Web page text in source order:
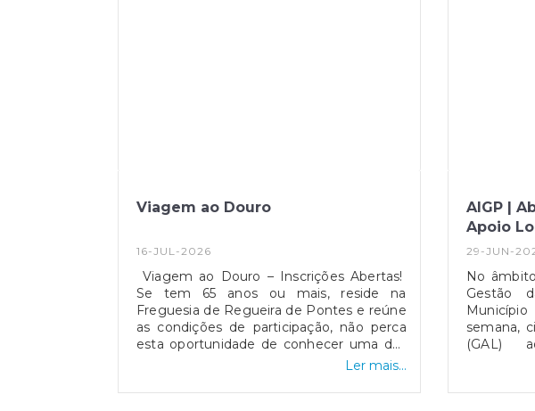
Viagem ao Douro
16-JUL-2026
Viagem ao Douro – Inscrições Abertas!
Se tem 65 anos ou mais, reside na
Freguesia de Regueira de Pontes e reúne
as condições de participação, não perca
esta oportunidade de conhecer uma das
mais belas regiões de Portugal. Inscrições
Uma experiência gratuita, repleta de
Ler mais...
AIGP |
Apoio
29-JUN-
No
Gestão
semana,
(GAL)
se que